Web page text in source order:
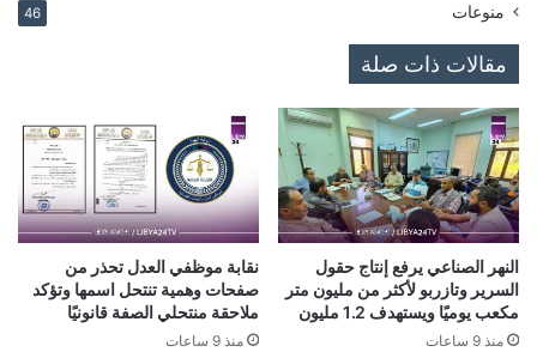
منوعات 46
مقالات ذات صلة
النهر الصناعي يرفع إنتاج حقول
السرير وتازربو لأكثر من مليون متر
مكعب يوميًا ويستهدف 1.2 مليون
منذ 9 ساعات
نقابة موظفي العدل تحذر من
صفحات وهمية تنتحل اسمها وتؤكد
ملاحقة منتحلي الصفة قانونيًا
منذ 9 ساعات